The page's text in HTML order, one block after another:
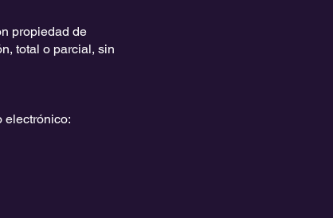
propiedad de
total o parcial, sin
electrónico: